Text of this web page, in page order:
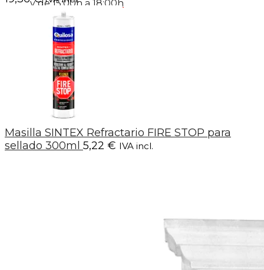
y de 15:00h a 18:00h
Masilla SINTEX Refractario FIRE STOP para
sellado 300ml 5,22 € IVA incl.